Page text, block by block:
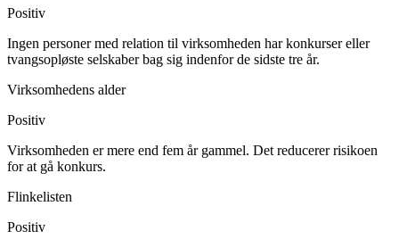
Positiv
Ingen personer med relation til virksomheden har konkurser eller
tvangsopløste selskaber bag sig indenfor de sidste tre år.
Virksomhedens alder
Positiv
Virksomheden er mere end fem år gammel. Det reducerer risikoen
for at gå konkurs.
Flinkelisten
Positiv